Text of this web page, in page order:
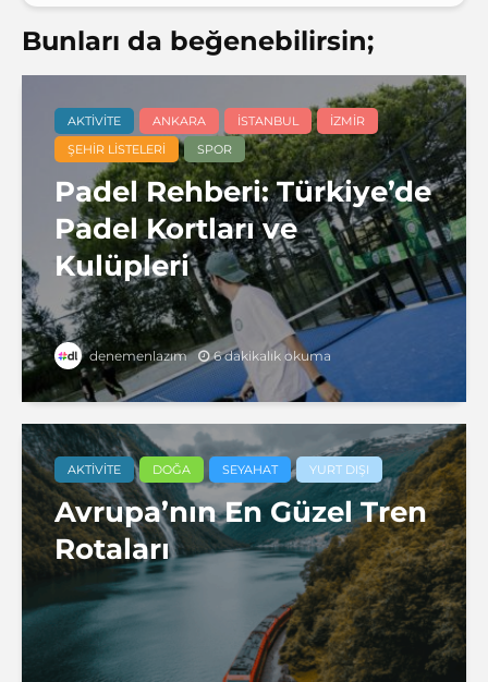
Bunları da beğenebilirsin;
AKTIVITE ANKARA İSTANBUL
İZMIR
ŞEHIR LISTELERI
SPOR
Padel Rehberi: Türkiye’de
Padel Kortları ve
Kulüpleri
denemenlazım 6 dakikalık okuma
AKTIVITE DOĞA SEYAHAT YURT DIŞI
Avrupa’nın En Güzel Tren
Rotaları